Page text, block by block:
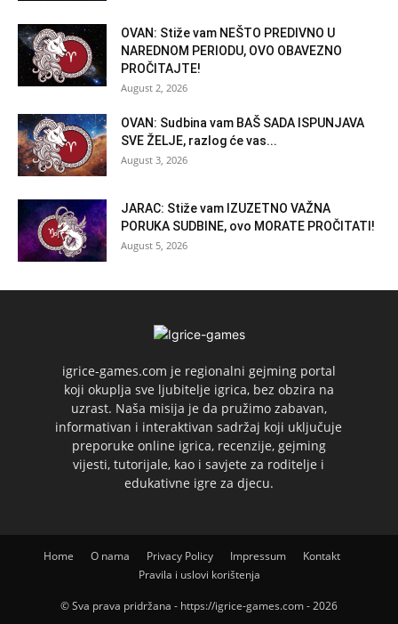
OVAN: Stiže vam NEŠTO PREDIVNO U
NAREDNOM PERIODU, OVO OBAVEZNO
PROČITAJTE!
August 2, 2026
OVAN: Sudbina vam BAŠ SADA ISPUNJAVA
SVE ŽELJE, razlog će vas...
August 3, 2026
JARAC: Stiže vam IZUZETNO VAŽNA
PORUKA SUDBINE, ovo MORATE PROČITATI!
August 5, 2026
igrice-games.com je regionalni gejming portal
koji okuplja sve ljubitelje igrica, bez obzira na
uzrast. Naša misija je da pružimo zabavan,
informativan i interaktivan sadržaj koji uključuje
preporuke online igrica, recenzije, gejming
vijesti, tutorijale, kao i savjete za roditelje i
edukativne igre za djecu.
Home O nama Privacy Policy Impressum
Kontakt
Pravila i uslovi korištenja
© Sva prava pridržana - https://igrice-games.com - 2026